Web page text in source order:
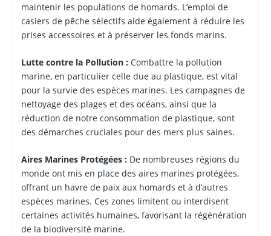
maintenir les populations de homards. L’emploi de
casiers de pêche sélectifs aide également à réduire les
prises accessoires et à préserver les fonds marins.
Lutte contre la Pollution :Combattre la pollution
marine, en particulier celle due au plastique, est vital
pour la survie des espèces marines. Les campagnes de
nettoyage des plages et des océans, ainsi que la
réduction de notre consommation de plastique, sont
des démarches cruciales pour des mers plus saines.
Aires Marines Protégées :De nombreuses régions du
monde ont mis en place des aires marines protégées,
offrant un havre de paix aux homards et à d’autres
espèces marines. Ces zones limitent ou interdisent
certaines activités humaines, favorisant la régénération
de la biodiversité marine.